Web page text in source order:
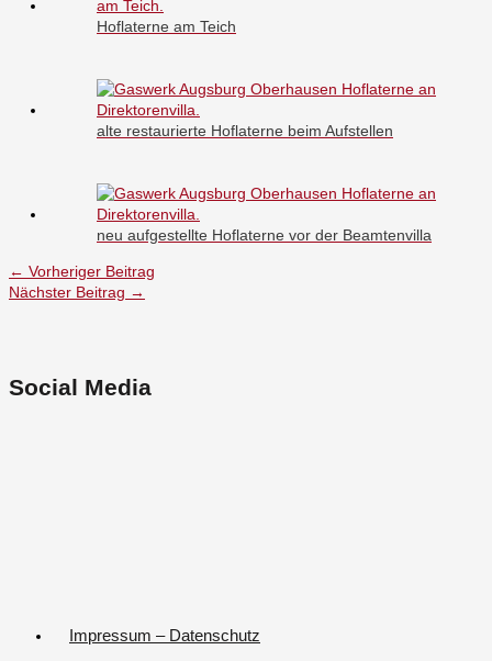
Hoflaterne am Teich
alte restaurierte Hoflaterne beim Aufstellen
neu aufgestellte Hoflaterne vor der Beamtenvilla
← Vorheriger Beitrag
Nächster Beitrag →
Social Media
Impressum – Datenschutz